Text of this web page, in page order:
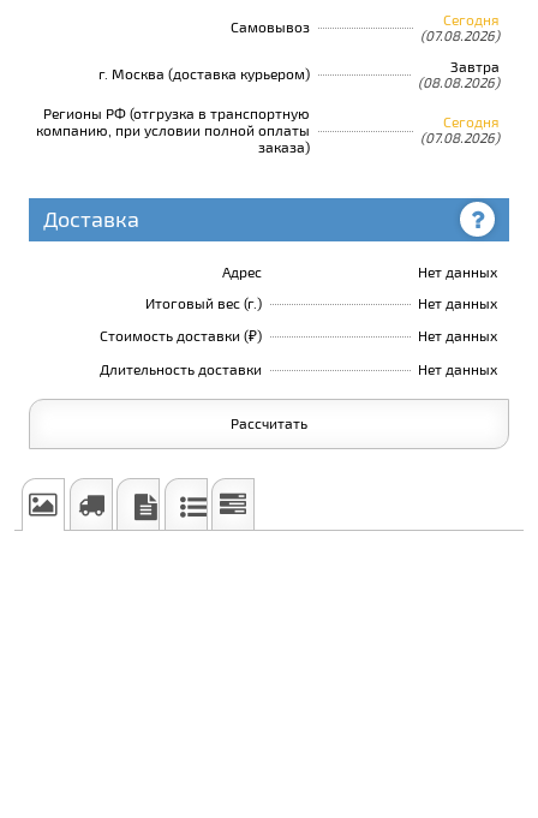
Самовывоз Сегодня
(07.08.2026)
г. Москва (доставка курьером) Завтра
(08.08.2026)
Регионы РФ (отгрузка в транспортную
компанию, при условии полной оплаты
заказа)
Сегодня
(07.08.2026)
Доставка
Адрес
Нет данных
Итоговый вес (г.)
Нет данных
Стоимость доставки (₽)
Нет данных
Длительность доставки
Нет данных
Рассчитать